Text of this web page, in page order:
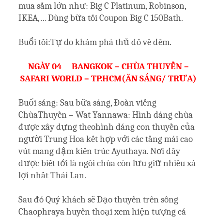
mua sắm lớn như: Big C Platinum, Robinson,
IKEA,… Dùng bữa tối Coupon Big C 150Bath.
Buổi tối:Tự do khám phá thủ đô về đêm.
NGÀY 04 BANGKOK – CHÙA THUYỀN –
SAFARI WORLD – TP.HCM(ĂN SÁNG/ TRƯA)
Buổi sáng: Sau bữa sáng, Đoàn viếng
ChùaThuyền – Wat Yannawa: Hình dáng chùa
được xây dựng theohình dáng con thuyền của
người Trung Hoa kết hợp với các tầng mái cao
vút mang đậm kiến trúc Ayuthaya. Nơi đây
được biết tới là ngôi chùa còn lưu giữ nhiều xá
lợi nhất Thái Lan.
Sau đó Quý khách sẽ Dạo thuyền trên sông
Chaophraya huyền thoại xem hiện tượng cá